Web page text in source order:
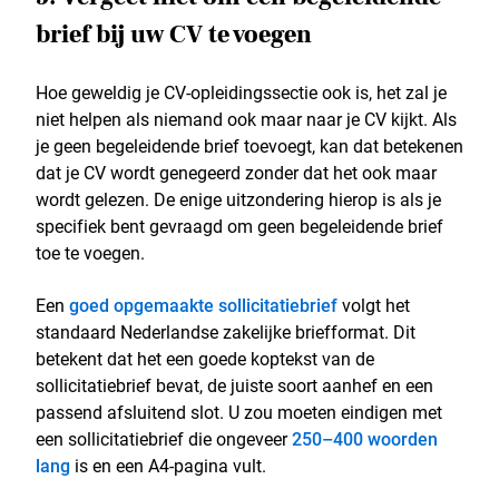
brief bij uw CV te voegen
Hoe geweldig je CV-opleidingssectie ook is, het zal je
niet helpen als niemand ook maar naar je CV kijkt. Als
je geen begeleidende brief toevoegt, kan dat betekenen
dat je CV wordt genegeerd zonder dat het ook maar
wordt gelezen. De enige uitzondering hierop is als je
specifiek bent gevraagd om geen begeleidende brief
toe te voegen.
Een goed opgemaakte sollicitatiebriefvolgt het
standaard Nederlandse zakelijke briefformat. Dit
betekent dat het een goede koptekst van de
sollicitatiebrief bevat, de juiste soort aanhef en een
passend afsluitend slot. U zou moeten eindigen met
een sollicitatiebrief die ongeveer250–400 woorden
lang is en een A4-pagina vult.